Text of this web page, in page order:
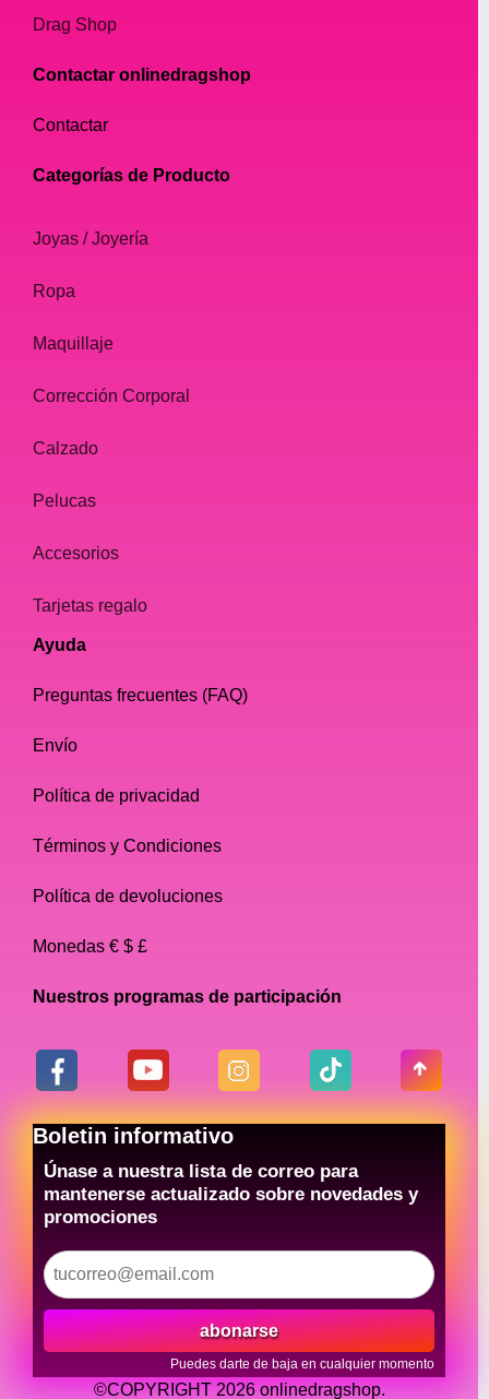
Drag Shop
Contactar onlinedragshop
Contactar
Categorías de Producto
Joyas / Joyería
Ropa
Maquillaje
Corrección Corporal
Calzado
Pelucas
Accesorios
Tarjetas regalo
Ayuda
Preguntas frecuentes (FAQ)
Envío
Política de privacidad
Términos y Condiciones
Política de devoluciones
Monedas € $ £
Nuestros programas de participación
Boletin informativo
Únase a nuestra lista de correo para
mantenerse actualizado sobre novedades y
promociones
abonarse
Puedes darte de baja en cualquier momento
©COPYRIGHT 2026 onlinedragshop.